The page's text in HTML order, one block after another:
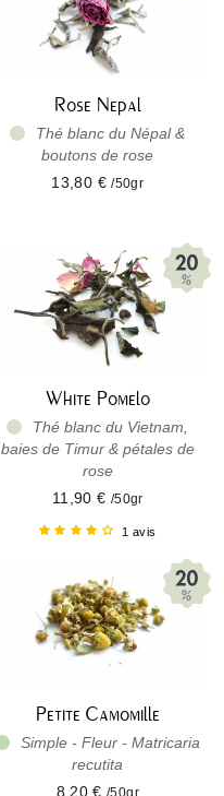
Rose Nepal
Thé blanc du Népal &
boutons de rose
13,80 €/50gr
White Pomelo
Thé blanc du Vietnam,
baies de Timur & pétales de
rose
11,90 € /50gr
1 avis
Petite Camomille
Simple - Fleur - Matricaria
recutita
8,20 €/50gr